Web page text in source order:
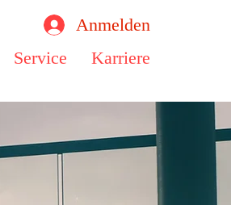
Anmelden
Service Karriere